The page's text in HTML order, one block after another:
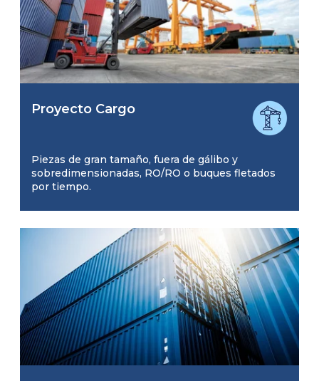
Proyecto Cargo
Piezas de gran tamaño, fuera de gálibo y
sobredimensionadas, RO/RO o buques fletados
por tiempo.